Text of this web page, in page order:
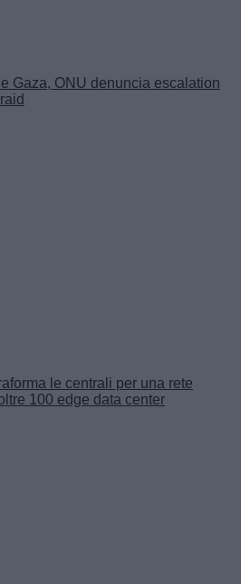
Gaza, ONU denuncia escalation
le centrali per una rete
100 edge data center